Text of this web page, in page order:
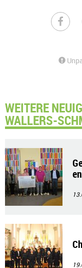
WEITERE
WALLERS-